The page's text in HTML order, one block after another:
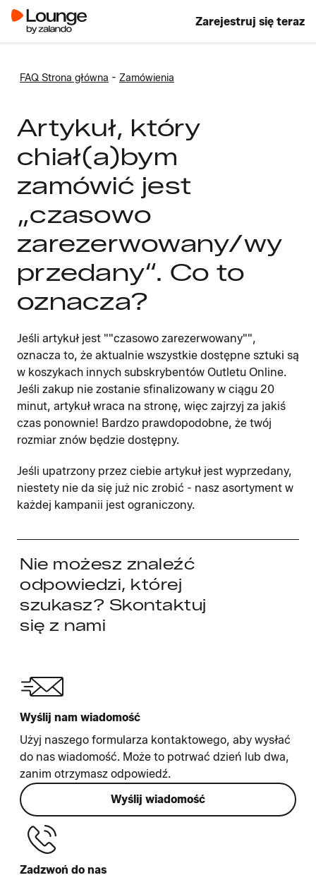
Zarejestruj się teraz
FAQ Strona główna - Zamówienia
Artykuł, który
chiał(a)bym
zamówić jest
„czasowo
zarezerwowany/wy
przedany“. Co to
oznacza?
Jeśli artykuł jest ""czasowo zarezerwowany"",
oznacza to, że aktualnie wszystkie dostępne sztuki są
w koszykach innych subskrybentów Outletu Online.
Jeśli zakup nie zostanie sfinalizowany w ciągu 20
minut, artykuł wraca na stronę, więc zajrzyj za jakiś
czas ponownie! Bardzo prawdopodobne, że twój
rozmiar znów będzie dostępny.
Jeśli upatrzony przez ciebie artykuł jest wyprzedany,
niestety nie da się już nic zrobić - nasz asortyment w
każdej kampanii jest ograniczony.
Nie możesz znaleźć
odpowiedzi, której
szukasz? Skontaktuj
się z nami
Wyślij nam wiadomość
Użyj naszego formularza kontaktowego, aby wysłać
do nas wiadomość. Może to potrwać dzień lub dwa,
zanim otrzymasz odpowiedź.
Wyślij wiadomość
Zadzwoń do nas